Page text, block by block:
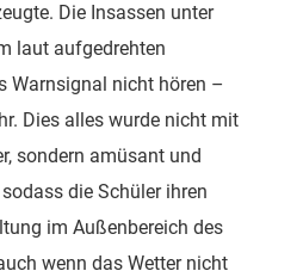
Die Insassen unter
laut aufgedrehten
Warnsignal nicht hören –
Dies alles wurde nicht mit
sondern amüsant und
die Schüler ihren
im Außenbereich des
wenn das Wetter nicht